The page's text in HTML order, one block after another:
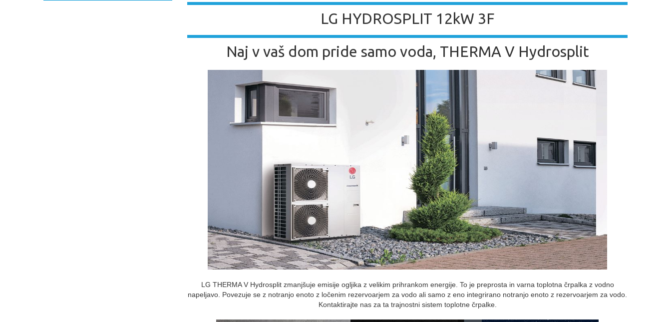
LG HYDROSPLIT 12kW 3F
Naj v vaš dom pride samo voda, THERMA V Hydrosplit
LG THERMA V Hydrosplit zmanjšuje emisije ogljika z velikim prihrankom energije. To je preprosta in varna toplotna črpalka z vodno
napeljavo. Povezuje se z notranjo enoto z ločenim rezervoarjem za vodo ali samo z eno integrirano notranjo enoto z rezervoarjem za vodo.
Kontaktirajte nas za ta trajnostni sistem toplotne črpalke.